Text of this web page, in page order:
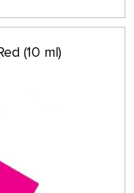
(10 ml)